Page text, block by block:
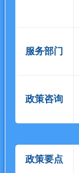
服务部门
政策咨询
政策要点